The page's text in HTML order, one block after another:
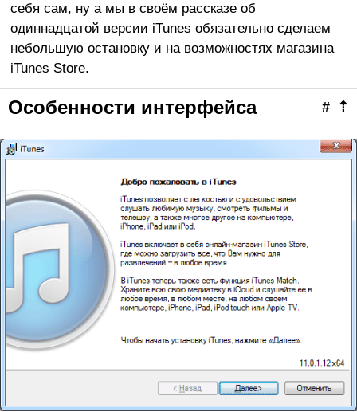
себя сам, ну а мы в своём рассказе об
одиннадцатой версии iTunes обязательно сделаем
небольшую остановку и на возможностях магазина
iTunes Store.
⇡
#
Особенности интерфейса